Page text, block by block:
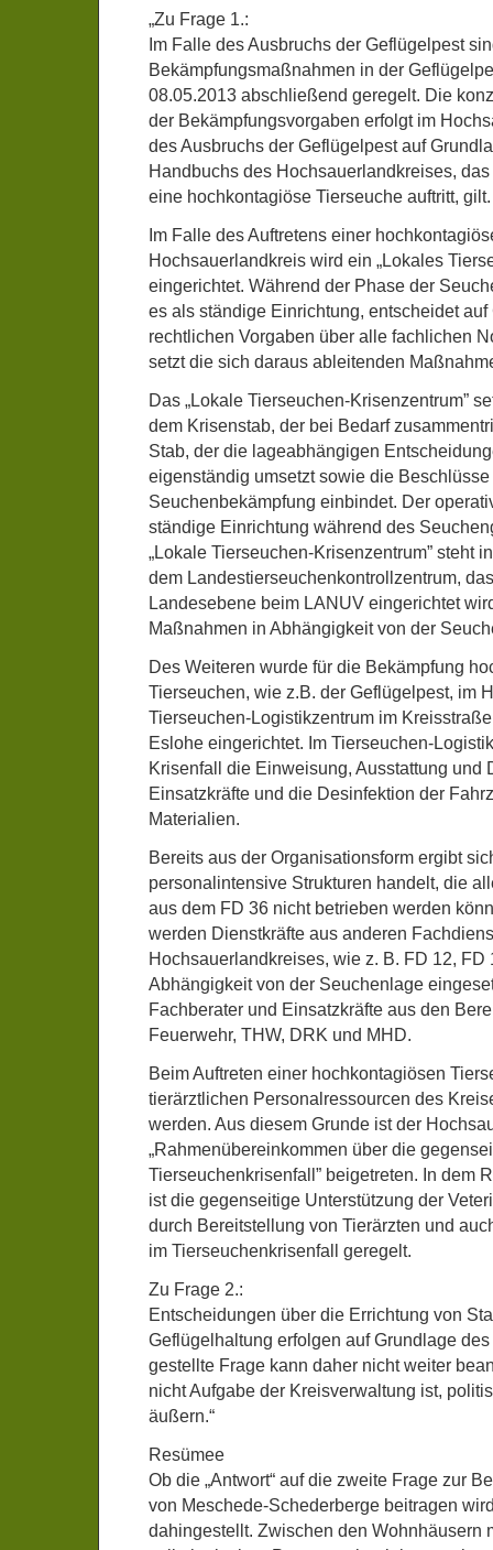
„Zu Frage 1.:
Im Falle des Ausbruchs der Geflügelpest
Bekämpfungsmaßnahmen in der
08.05.2013 abschließend geregelt. Die
der Bekämpfungsvorgaben erfolgt im
des Ausbruchs der Geflügelpest auf
Handbuchs des Hochsauerlandkreises,
eine hochkontagiöse Tierseuche auftritt, gilt.
Im Falle des Auftretens einer
Hochsauerlandkreis wird ein „Lokales
eingerichtet. Während der Phase der
es als ständige Einrichtung, entscheidet auf
rechtlichen Vorgaben über alle fachlichen
setzt die sich daraus ableitenden
Das „Lokale Tierseuchen-Krisenzentrum”
dem Krisenstab, der bei Bedarf
Stab, der die lageabhängigen
eigenständig umsetzt sowie die
Seuchenbekämpfung einbindet. Der
ständige Einrichtung während des
„Lokale Tierseuchen-Krisenzentrum” steht
dem Landestierseuchenkontrollzentrum,
Landesebene beim LANUV eingerichtet
Maßnahmen in Abhängigkeit von der
Des Weiteren wurde für die Bekämpfung
Tierseuchen, wie z.B. der Geflügelpest, im
Tierseuchen-Logistikzentrum im
Eslohe eingerichtet. Im Tierseuchen-
Krisenfall die Einweisung, Ausstattung und
Einsatzkräfte und die Desinfektion der
Materialien.
Bereits aus der Organisationsform ergibt
personalintensive Strukturen handelt, die
aus dem FD 36 nicht betrieben werden
werden Dienstkräfte aus anderen
Hochsauerlandkreises, wie z. B. FD 12, FD
Abhängigkeit von der Seuchenlage
Fachberater und Einsatzkräfte aus den
Feuerwehr, THW, DRK und MHD.
Beim Auftreten einer hochkontagiösen
tierärztlichen Personalressourcen des
werden. Aus diesem Grunde ist der
„Rahmenübereinkommen über die
Tierseuchenkrisenfall” beigetreten. In dem
ist die gegenseitige Unterstützung der
durch Bereitstellung von Tierärzten und
im Tierseuchenkrisenfall geregelt.
Zu Frage 2.:
Entscheidungen über die Errichtung von
Geflügelhaltung erfolgen auf Grundlage
gestellte Frage kann daher nicht weiter
nicht Aufgabe der Kreisverwaltung ist,
äußern.“
Resümee
Ob die „Antwort“ auf die zweite Frage zur
von Meschede-Schederberge beitragen
dahingestellt. Zwischen den Wohnhäusern